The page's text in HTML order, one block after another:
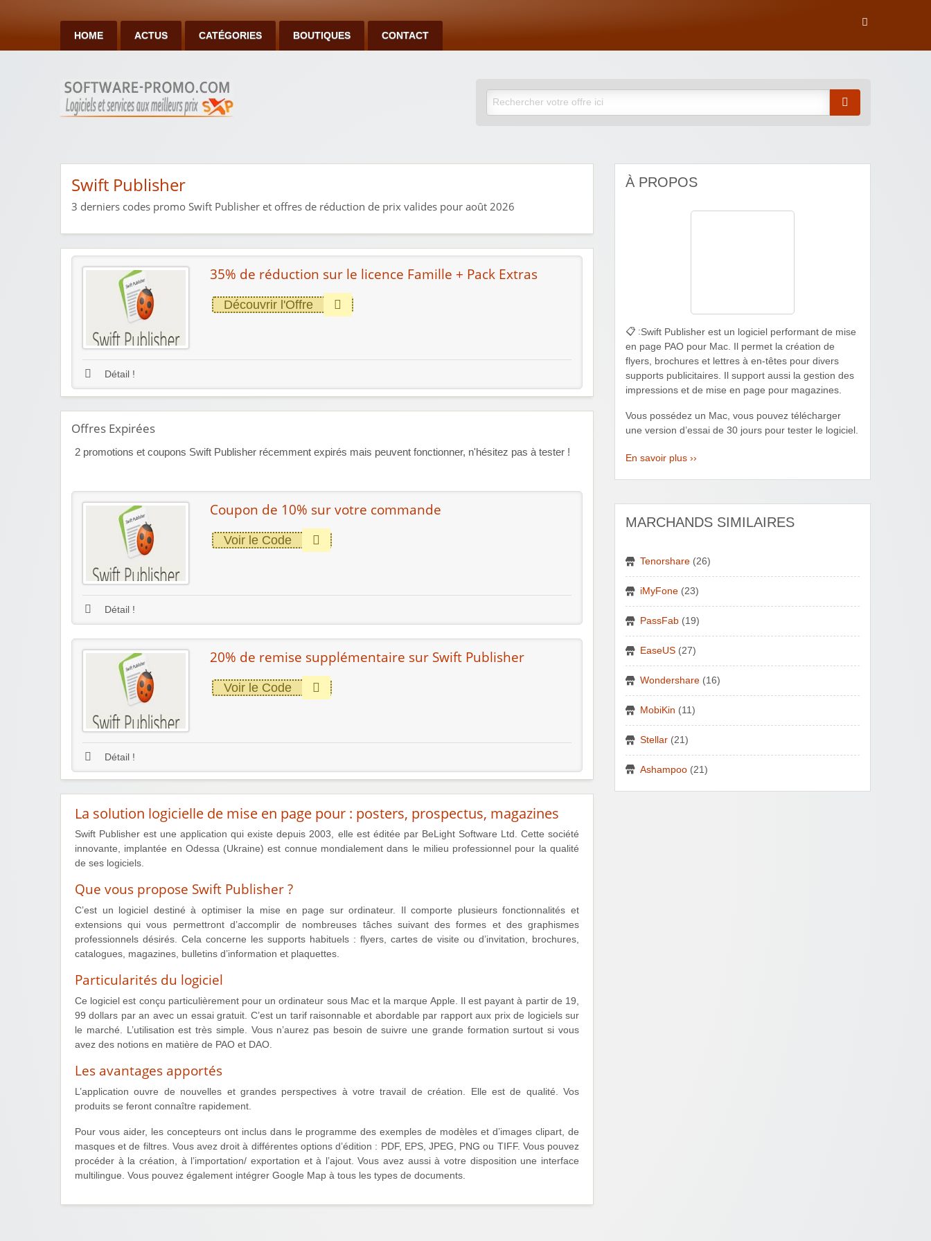
HOME ACTUS CATÉGORIES BOUTIQUES CONTACT
Swift Publisher
3 derniers codes promo Swift Publisher et offres de réduction de prix valides pour août 2026
35% de réduction sur le licence Famille + Pack Extras
Découvrir l'Offre
Détail !
Offres Expirées
2 promotions et coupons Swift Publisher récemment expirés mais peuvent fonctionner, n'hésitez pas à tester !
Coupon de 10% sur votre commande
Voir le Code
Détail !
20% de remise supplémentaire sur Swift Publisher
Voir le Code
Détail !
La solution logicielle de mise en page pour : posters, prospectus, magazines
Swift Publisher est une application qui existe depuis 2003, elle est éditée par BeLight Software Ltd. Cette société
innovante, implantée en Odessa (Ukraine) est connue mondialement dans le milieu professionnel pour la qualité
de ses logiciels.
Que vous propose Swift Publisher ?
C’est un logiciel destiné à optimiser la mise en page sur ordinateur. Il comporte plusieurs fonctionnalités et
extensions qui vous permettront d’accomplir de nombreuses tâches suivant des formes et des graphismes
professionnels désirés. Cela concerne les supports habituels : flyers, cartes de visite ou d’invitation, brochures,
catalogues, magazines, bulletins d’information et plaquettes.
Particularités du logiciel
Ce logiciel est conçu particulièrement pour un ordinateur sous Mac et la marque Apple. Il est payant à partir de 19,
99 dollars par an avec un essai gratuit. C’est un tarif raisonnable et abordable par rapport aux prix de logiciels sur
le marché. L’utilisation est très simple. Vous n’aurez pas besoin de suivre une grande formation surtout si vous
avez des notions en matière de PAO et DAO.
Les avantages apportés
L’application ouvre de nouvelles et grandes perspectives à votre travail de création. Elle est de qualité. Vos
produits se feront connaître rapidement.
Pour vous aider, les concepteurs ont inclus dans le programme des exemples de modèles et d’images clipart, de
masques et de filtres. Vous avez droit à différentes options d’édition : PDF, EPS, JPEG, PNG ou TIFF. Vous pouvez
procéder à la création, à l’importation/ exportation et à l’ajout. Vous avez aussi à votre disposition une interface
multilingue. Vous pouvez également intégrer Google Map à tous les types de documents.
À PROPOS
📋 :Swift Publisher est un logiciel performant de mise
en page PAO pour Mac. Il permet la création de
flyers, brochures et lettres à en-têtes pour divers
supports publicitaires. Il support aussi la gestion des
impressions et de mise en page pour magazines.
Vous possédez un Mac, vous pouvez télécharger
une version d’essai de 30 jours pour tester le logiciel.
En savoir plus ››
MARCHANDS SIMILAIRES
Tenorshare (26)
iMyFone (23)
PassFab (19)
EaseUS (27)
Wondershare (16)
MobiKin (11)
Stellar (21)
Ashampoo (21)